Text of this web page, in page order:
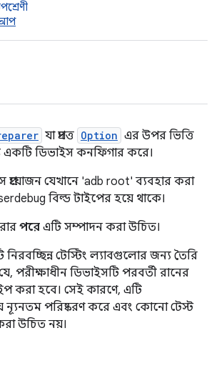
যা প্রদত্ত Option এর উপর ভিত্তি
একটি ডিভাইস কনফিগার করে।
যেখানে 'adb root' ব্যবহার করা
বিল্ড টাইপের হয়ে থাকে।
পরে এটি সম্পাদন করা উচিত।
নিরবচ্ছিন্ন টেস্টিং ল্যাবগুলোর জন্য তৈরি
পরীক্ষাধীন ডিভাইসটি পরবর্তী রানের
করা হবে। সেই কারণে, এটি
ন্যূনতম পরিষ্করণ করে এবং কোনো টেস্ট
উচিত নয়।